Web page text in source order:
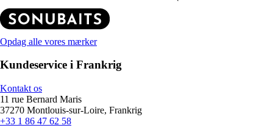
Opdag alle vores mærker
Kundeservice i Frankrig
Kontakt os
11 rue Bernard Maris
37270 Montlouis-sur-Loire, Frankrig
+33 1 86 47 62 58